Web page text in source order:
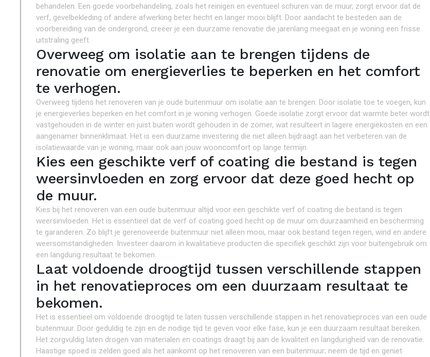
behandelen. Een goede voorbehandeling, zoals het reinigen en eventueel schuren van de muur, zorgt ervoor dat de
verf, gevelbekleding of andere afwerking beter hecht en langer mooi blijft. Door aandacht te besteden aan de
voorbereiding van de ondergrond, creëer je een duurzame renovatie die jarenlang meegaat en je woning een frisse
uitstraling geeft.
Overweeg om isolatie aan te brengen tijdens de
renovatie om energieverlies te beperken en het comfort
te verhogen.
Overweeg tijdens het renoveren van je oude buitenmuur om isolatie aan te brengen. Door isolatie toe te voegen, kun
je energieverlies beperken en het comfort in je woning verhogen. Goede isolatie zorgt ervoor dat warmte beter wordt
vastgehouden in de winter en juist buiten wordt gehouden in de zomer, wat resulteert in lagere energiekosten en een
aangenamer binnenklimaat. Het is een duurzame investering die niet alleen bijdraagt aan het verbeteren van de
isolatiewaarde van je woning, maar ook aan jouw wooncomfort op lange termijn.
Kies een geschikte verf of coating die bestand is tegen
weersinvloeden en zorg ervoor dat deze goed hecht op
de muur.
Kies bij het renoveren van een oude buitenmuur altijd voor een geschikte verf of coating die bestand is tegen
weersinvloeden. Het is essentieel dat de verf of coating goed hecht op de muur om duurzaamheid en bescherming
te garanderen. Zo blijft je gerenoveerde buitenmuur niet alleen mooi, maar ook bestand tegen regen, wind en andere
weersomstandigheden. Investeer daarom in kwalitatieve producten die specifiek geschikt zijn voor buitengebruik om
een langdurig resultaat te bekomen.
Laat voldoende droogtijd tussen verschillende stappen
in het renovatieproces om een duurzaam resultaat te
bekomen.
Het is essentieel om voldoende droogtijd te laten tussen verschillende stappen in het renovatieproces van een oude
buitenmuur. Door geduldig te zijn en de nodige tijd te geven voor elke fase, kun je een duurzaam resultaat bereiken.
Het zorgvuldig laten drogen van materialen en coatings draagt bij aan de kwaliteit en langdurigheid van de renovatie.
Haastige spoed is zelden goed als het aankomt op het renoveren van een buitenmuur; neem de tijd en geniet